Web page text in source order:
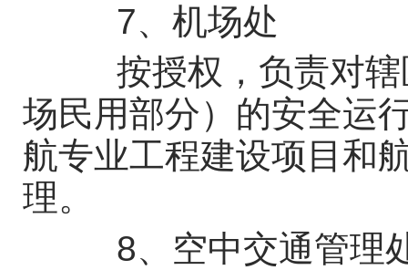
7、机场处
按授权，负责对辖
场民用部分）的安全运
航专业工程建设项目和
理。
8、空中交通管理